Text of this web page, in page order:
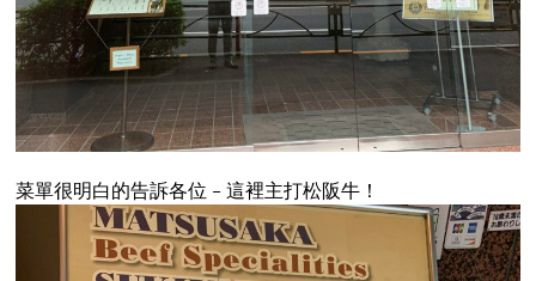
菜單很明白的告訴各位 – 這裡主打松阪牛！